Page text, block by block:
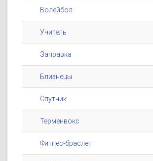
Волейбол
Учитель
Заправка
Близнецы
Спутник
Терменвокс
Фитнес-браслет